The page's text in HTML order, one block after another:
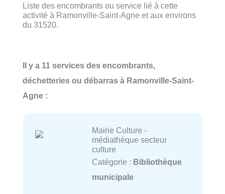
Liste des encombrants ou service lié à cette
activité à Ramonville-Saint-Agne et aux environs
du 31520.
Il y a 11 services des encombrants,
déchetteries ou débarras à Ramonville-Saint-
Agne :
Mairie Culture -
médiathèque secteur
culture
Catégorie : Bibliothèque
municipale